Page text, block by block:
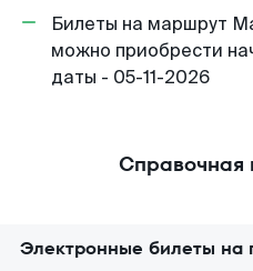
Билеты на маршрут
можно приобрести
даты - 05-11-2026
Справочная
Электронные билеты на